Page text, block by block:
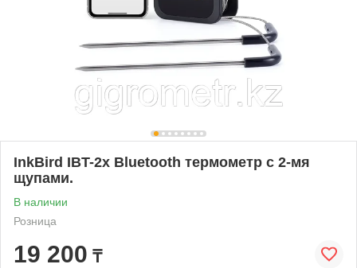
InkBird IBT-2x Bluetooth термометр c 2-мя
щупами.
В наличии
Розница
19 200 ₸